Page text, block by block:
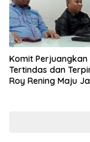
Komit Perjuangkan
Tertindas dan
Roy Rening Maju